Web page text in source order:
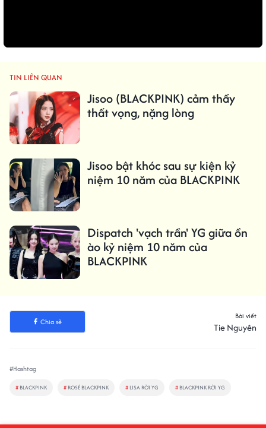
TIN LIÊN QUAN
Jisoo (BLACKPINK) cảm thấy
thất vọng, nặng lòng
Jisoo bật khóc sau sự kiện kỷ
niệm 10 năm của BLACKPINK
Dispatch 'vạch trần' YG giữa ồn
ào kỷ niệm 10 năm của
BLACKPINK
Chia sẻ
Bài viết
Tie Nguyên
#Hashtag
# BLACKPINK # ROSÉ BLACKPINK # LISA RỜI YG # BLACKPINK RỜI YG